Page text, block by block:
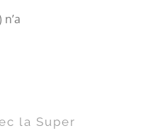
la Super